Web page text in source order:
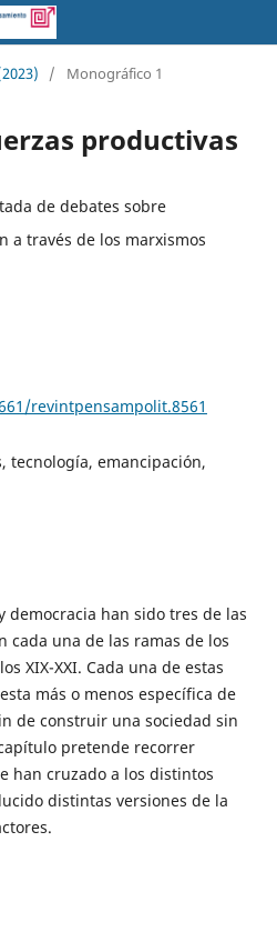
/ Monográfico 1
productivas
de debates sobre
a través de los marxismos
revintpensampolit.8561
tecnología, emancipación,
democracia han sido tres de las
cada una de las ramas de los
XIX-XXI. Cada una de estas
más o menos específica de
de construir una sociedad sin
pretende recorrer
han cruzado a los distintos
distintas versiones de la